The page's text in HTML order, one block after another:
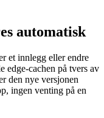
automatisk
et innlegg eller endre
edge-cachen på tvers av
den nye versjonen
ingen venting på en